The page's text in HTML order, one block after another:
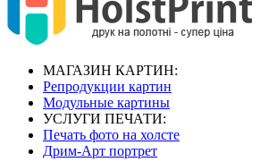
МАГАЗИН КАРТИН:
Репродукции картин
Модульные картины
УСЛУГИ ПЕЧАТИ:
Печать фото на холсте
Дрим-Арт портрет